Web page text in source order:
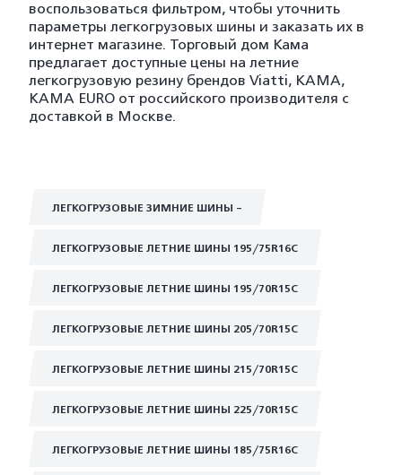
воспользоваться фильтром, чтобы уточнить
параметры легкогрузовых шины и заказать их в
интернет магазине. Торговый дом Кама
предлагает доступные цены на летние
легкогрузовую резину брендов Viatti, KAMA,
KAMA EURO от российского производителя с
доставкой в Москве.
ЛЕГКОГРУЗОВЫЕ ЗИМНИЕ ШИНЫ -
ЛЕГКОГРУЗОВЫЕ ЛЕТНИЕ ШИНЫ 195/75R16C
ЛЕГКОГРУЗОВЫЕ ЛЕТНИЕ ШИНЫ 195/70R15C
ЛЕГКОГРУЗОВЫЕ ЛЕТНИЕ ШИНЫ 205/70R15C
ЛЕГКОГРУЗОВЫЕ ЛЕТНИЕ ШИНЫ 215/70R15C
ЛЕГКОГРУЗОВЫЕ ЛЕТНИЕ ШИНЫ 225/70R15C
ЛЕГКОГРУЗОВЫЕ ЛЕТНИЕ ШИНЫ 185/75R16C